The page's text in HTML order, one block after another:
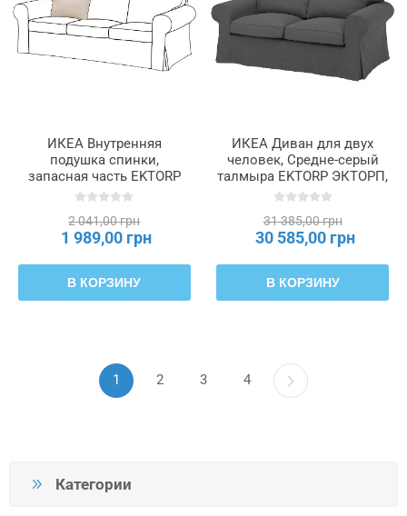
Категории
ИКЕА Внутренняя
подушка спинки,
запасная часть EKTORP
ЭКТОРП, 804.992.22
2 041,00 грн
1 989,00 грн
В КОРЗИНУ
ИКЕА Диван для двух
человек, Средне-серый
талмыра EKTORP ЭКТОРП,
194.305.28
31 385,00 грн
30 585,00 грн
В КОРЗИНУ
1 2 3 4